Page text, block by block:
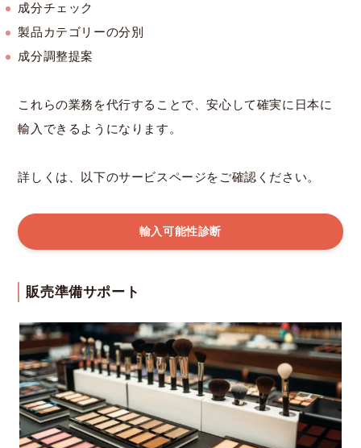
成分チェック
製品カテゴリーの分別
成分調整提案
これらの業務を代行することで、安心して確実に日本に
輸入できるようになります。
詳しくは、以下のサービスページをご確認ください。
輸入可能性診断
販売準備サポート